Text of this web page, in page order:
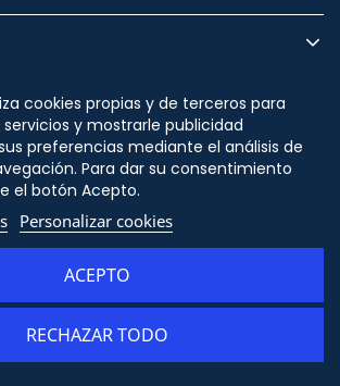
AÑADIR AL CARRITO
cookies propias y de terceros para
y mostrarle publicidad
preferencias mediante el análisis de
Para dar su consentimiento
el botón Acepto.
Personalizar cookies
RECHAZAR TODO
ACEPTO
Síguenos en